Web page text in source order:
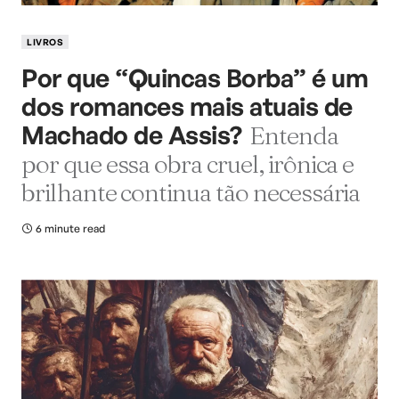
LIVROS
Por que “Quincas Borba” é um
dos romances mais atuais de
Machado de Assis? Entenda
por que essa obra cruel, irônica e
brilhante continua tão necessária
6 minute read